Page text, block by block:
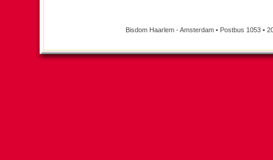
Bisdom Haarlem - Amsterdam • Postbus 1053 •